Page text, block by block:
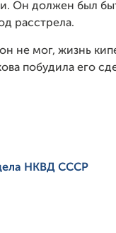
Он должен был
расстрела.
не мог, жизнь
побудила его
Н КВД СCCР